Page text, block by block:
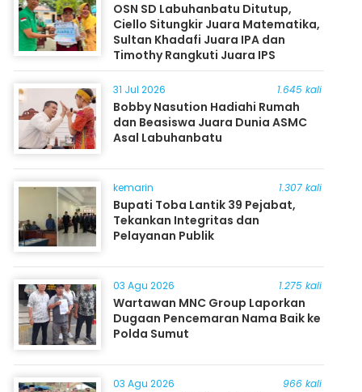
OSN SD Labuhanbatu Ditutup,
Ciello Situngkir Juara Matematika,
Sultan Khadafi Juara IPA dan
Timothy Rangkuti Juara IPS
31 Jul 2026 1.645 kali
Bobby Nasution Hadiahi Rumah
dan Beasiswa Juara Dunia ASMC
Asal Labuhanbatu
kemarin 1.307 kali
Bupati Toba Lantik 39 Pejabat,
Tekankan Integritas dan
Pelayanan Publik
03 Agu 2026 1.275 kali
Wartawan MNC Group Laporkan
Dugaan Pencemaran Nama Baik ke
Polda Sumut
03 Agu 2026 966 kali